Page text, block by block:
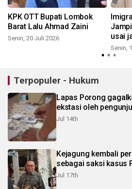
KPK OTT Bupati Lombok
Barat Lalu Ahmad Zaini
Senin, 20 Juli 2026
usai
Senin,
Terpopuler - Hukum
Lapas Porong
ekstasi oleh
Jul 14th
Kejagung kembali
sebagai saksi kasus
Jul 17th